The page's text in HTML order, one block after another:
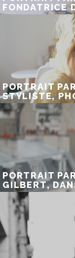
FONDATRICE
PORTRAIT
STYLISTE,
PORTRAIT
GILBERT,